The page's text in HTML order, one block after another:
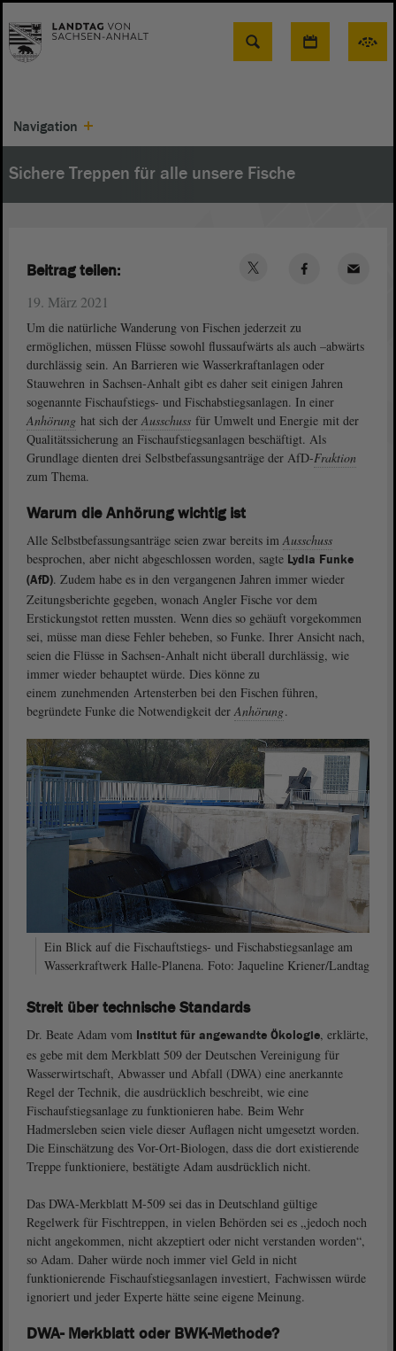
Suche
Navigation
Sichere Treppen für alle unsere Fische
19. März 2021
Um die natürliche Wanderung von Fischen jederzeit zu
ermöglichen, müssen Flüsse sowohl flussaufwärts als auch –abwärts
durchlässig sein. An Barrieren wie Wasserkraftanlagen oder
Stauwehren in Sachsen-Anhalt gibt es daher seit einigen Jahren
sogenannte Fischaufstiegs- und Fischabstiegsanlagen. In einer
Anhörung hat sich derAusschuss für Umwelt und Energie mit der
Qualitätssicherung an Fischaufstiegsanlagen beschäftigt. Als
Grundlage dienten drei Selbstbefassungsanträge der AfD-Fraktion
zum Thema.
Warum die Anhörung wichtig ist
Alle Selbstbefassungsanträge seien zwar bereits imAusschuss
besprochen, aber nicht abgeschlossen worden, sagte Lydia Funke
(AfD). Zudem habe es in den vergangenen Jahren immer wieder
Zeitungsberichte gegeben, wonach Angler Fische vor dem
Erstickungstot retten mussten. Wenn dies so gehäuft vorgekommen
sei, müsse man diese Fehler beheben, so Funke. Ihrer Ansicht nach,
seien die Flüsse in Sachsen-Anhalt nicht überall durchlässig, wie
immer wieder behauptet würde. Dies könne zu
einem zunehmenden Artensterben bei den Fischen führen,
begründete Funke die Notwendigkeit derAnhörung.
Ein Blick auf die Fischauftstiegs- und Fischabstiegsanlage am
Wasserkraftwerk Halle-Planena. Foto: Jaqueline Kriener/Landtag
Streit über technische Standards
Dr. Beate Adam vom Institut für angewandte Ökologie, erklärte,
es gebe mit dem Merkblatt 509 der Deutschen Vereinigung für
Wasserwirtschaft, Abwasser und Abfall (DWA) eine anerkannte
Regel der Technik, die ausdrücklich beschreibt, wie eine
Fischaufstiegsanlage zu funktionieren habe. Beim Wehr
Hadmersleben seien viele dieser Auflagen nicht umgesetzt worden.
Die Einschätzung des Vor-Ort-Biologen, dass die dort existierende
Treppe funktioniere, bestätigte Adam ausdrücklich nicht.
Das DWA-Merkblatt M-509 sei das in Deutschland gültige
Regelwerk für Fischtreppen, in vielen Behörden sei es „jedoch noch
nicht angekommen, nicht akzeptiert oder nicht verstanden worden“,
so Adam. Daher würde noch immer viel Geld in nicht
funktionierende Fischaufstiegsanlagen investiert, Fachwissen würde
ignoriert und jeder Experte hätte seine eigene Meinung.
DWA- Merkblatt oder BWK-Methode?
Beitrag teilen: